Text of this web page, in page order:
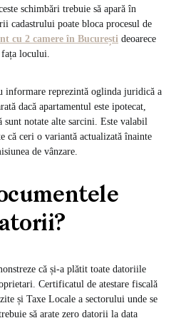
schimbări trebuie să apară în
cadastrului poate bloca procesul de
cu 2 camere în București deoarece
locului.
informare reprezintă oglinda juridică a
dacă apartamentul este ipotecat,
notate alte sarcini. Este valabil
că ceri o variantă actualizată înainte
de vânzare.
că și-a plătit toate datoriile
Certificatul de atestare fiscală
și Taxe Locale a sectorului unde se
să arate zero datorii la data